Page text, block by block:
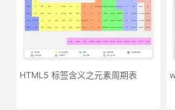
HTML5 标签含义之元素周期表